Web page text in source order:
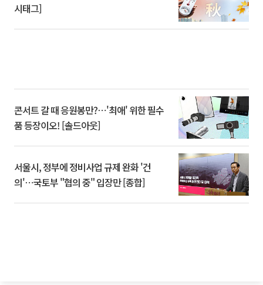
시태그]
콘서트 갈 때 응원봉만?⋯'최애' 위한 필수
품 등장이오! [솔드아웃]
서울시, 정부에 정비사업 규제 완화 '건
의'⋯국토부 "협의 중" 입장만 [종합]